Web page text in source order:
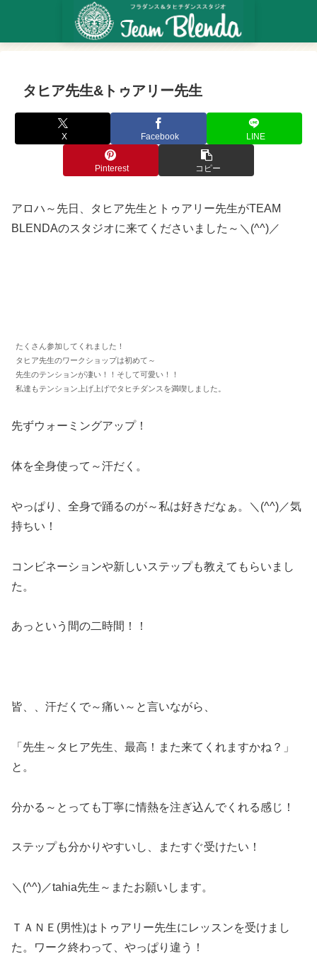
タヒア先生&トゥアリー先生
X Facebook LINE
Pinterest コピー
アロハ～先日、タヒア先生とトゥアリー先生がTEAM
BLENDAのスタジオに来てくださいました～＼(^^)／
たくさん参加してくれました！
タヒア先生のワークショップは初めて～
先生のテンションが凄い！！そして可愛い！！
私達もテンション上げ上げでタヒチダンスを満喫しました。
先ずウォーミングアップ！
体を全身使って～汗だく。
やっぱり、全身で踊るのが～私は好きだなぁ。＼(^^)／気
持ちい！
コンビネーションや新しいステップも教えてもらいまし
た。
あっという間の二時間！！
皆、、汗だくで～痛い～と言いながら、
「先生～タヒア先生、最高！また来てくれますかね？」
と。
分かる～とっても丁寧に情熱を注ぎ込んでくれる感じ！
ステップも分かりやすいし、またすぐ受けたい！
＼(^^)／tahia先生～またお願いします。
ＴＡＮＥ(男性)はトゥアリー先生にレッスンを受けまし
た。ワーク終わって、やっぱり違う！